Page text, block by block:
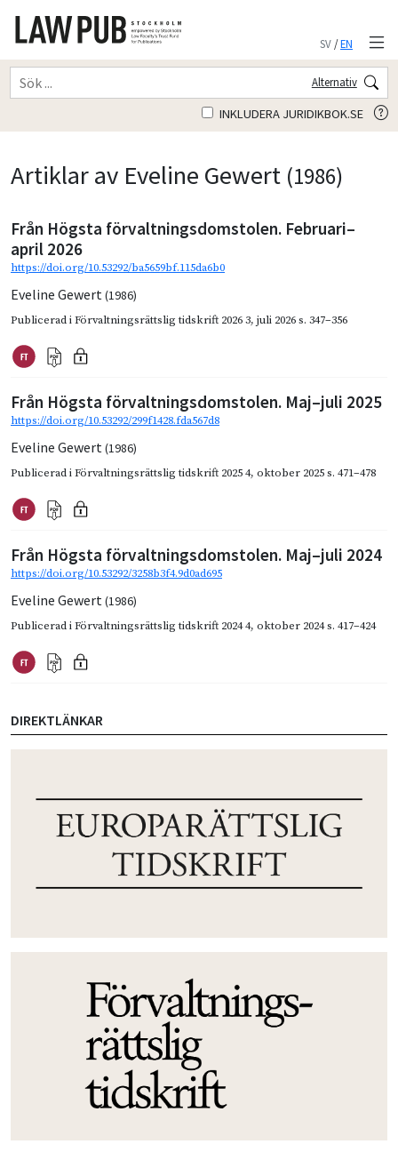
SV/EN
Alternativ
INKLUDERA JURIDIKBOK.SE
Artiklar av Eveline Gewert (1986)
Från Högsta förvaltningsdomstolen. Februari–
april 2026
https://doi.org/10.53292/ba5659bf.115da6b0
Eveline Gewert(1986)
Publicerad iFörvaltningsrättslig tidskrift 2026 3, juli 2026s. 347–356
Från Högsta förvaltningsdomstolen. Maj–juli 2025
https://doi.org/10.53292/299f1428.fda567d8
Eveline Gewert(1986)
Publicerad iFörvaltningsrättslig tidskrift 2025 4, oktober 2025s. 471–478
Från Högsta förvaltningsdomstolen. Maj–juli 2024
https://doi.org/10.53292/3258b3f4.9d0ad695
Eveline Gewert(1986)
Publicerad iFörvaltningsrättslig tidskrift 2024 4, oktober 2024s. 417–424
DIREKTLÄNKAR